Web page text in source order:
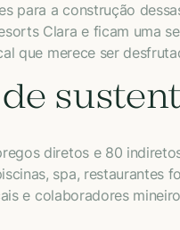
para a construção
Clara e ficam uma
que merece ser
diretos e 80
spa,
e colaboradores